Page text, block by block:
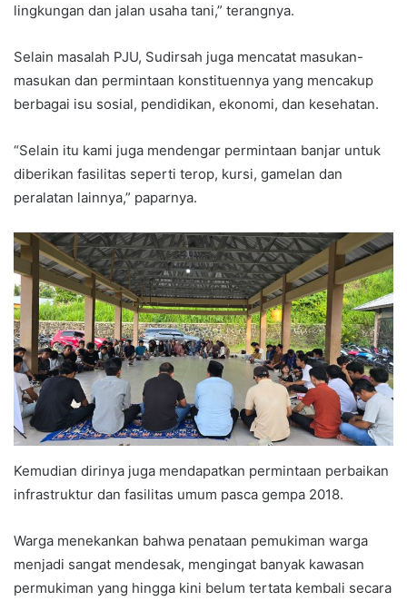
lingkungan dan jalan usaha tani,” terangnya.
Selain masalah PJU, Sudirsah juga mencatat masukan-
masukan dan permintaan konstituennya yang mencakup
berbagai isu sosial, pendidikan, ekonomi, dan kesehatan.
“Selain itu kami juga mendengar permintaan banjar untuk
diberikan fasilitas seperti terop, kursi, gamelan dan
peralatan lainnya,” paparnya.
Kemudian dirinya juga mendapatkan permintaan perbaikan
infrastruktur dan fasilitas umum pasca gempa 2018.
Warga menekankan bahwa penataan pemukiman warga
menjadi sangat mendesak, mengingat banyak kawasan
permukiman yang hingga kini belum tertata kembali secara